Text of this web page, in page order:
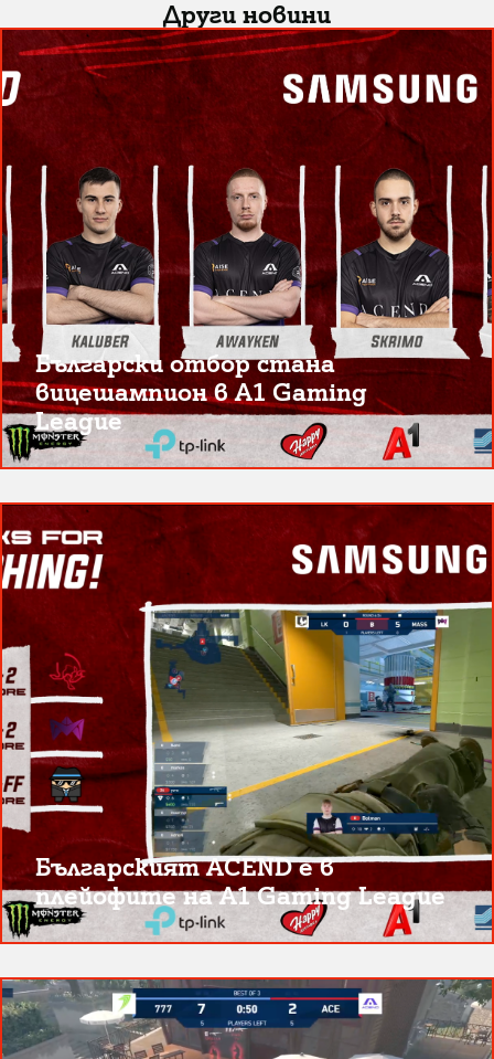
Други новини
Български отбор стана
вицешампион в A1 Gaming
League
Българският ACEND е в
плейофите на A1 Gaming League